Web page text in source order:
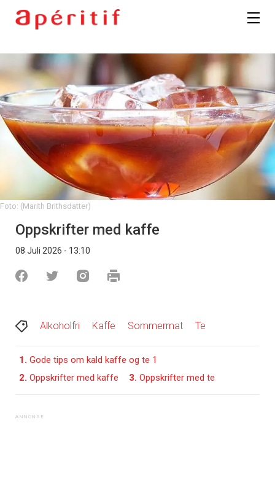
Foto: (Marith Brithsdatter)
Oppskrifter med kaffe
08 Juli 2026 - 13:10
Alkoholfri Kaffe Sommermat Te
1. Gode tips om kald kaffe og te 1
2. Oppskrifter med kaffe 3. Oppskrifter med te